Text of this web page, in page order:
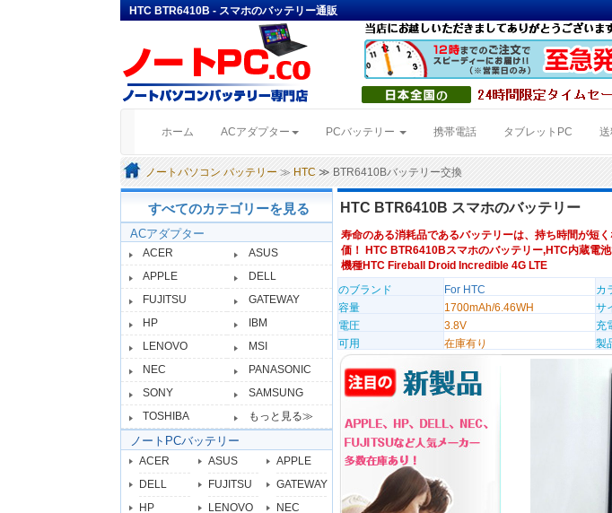
HTC BTR6410B - スマホのバッテリー通販
ホーム (current)ACアダプター PCバッテリー 携帯電話 タブレットPC
ノートパソコン バッテリー ≫ HTC ≫ BTR6410Bバッテリー交換
すべてのカテゴリーを見る
ACアダプター
ACER
ASUS
APPLE
DELL
FUJITSU
GATEWAY
HP
IBM
LENOVO
MSI
NEC
PANASONIC
SONY
SAMSUNG
TOSHIBA
もっと見る≫
ノートPCバッテリー
ACER ASUS
APPLE
DELL
FUJITSU
GATEWAY
HP
LENOVO
NEC
HTC BTR6410B スマホのバッテリー
寿命のある消耗品であるバッテリーは、持ち時間が短
価！ HTC BTR6410Bスマホのバッテリー,HTC内蔵電
機種HTC Fireball Droid Incredible 4G LTE
のブランド
For HTC カ
容量
1700mAh/6.46WH
サ
電圧
3.8V 充
可用
在庫有り 製